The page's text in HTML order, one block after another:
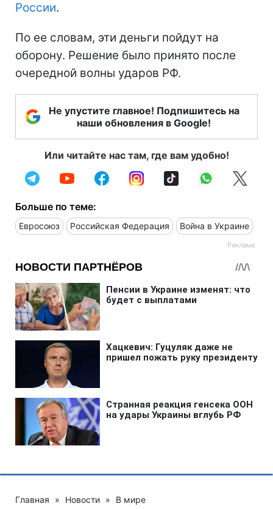
России.
По ее словам, эти деньги пойдут на
оборону. Решение было принято после
очередной волны ударов РФ.
Не упустите главное! Подпишитесь на
наши обновления в Google!
Или читайте нас там, где вам удобно!
Больше по теме:
Евросоюз Российская Федерация Война в Украине
Главная » Новости » В мире